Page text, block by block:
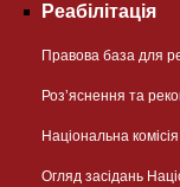
Реабілітація
Правова база для
Розʼяснення та
Національна комісія
Огляд засідань